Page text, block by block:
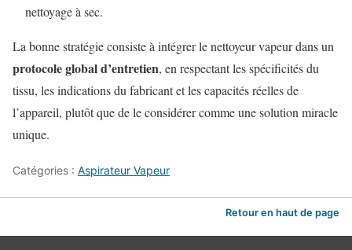
nettoyage à sec.
La bonne stratégie consiste à intégrer le nettoyeur vapeur dans un
protocole global d’entretien, en respectant les spécificités du
tissu, les indications du fabricant et les capacités réelles de
l’appareil, plutôt que de le considérer comme une solution miracle
unique.
Catégories : Aspirateur Vapeur
Retour en haut de page